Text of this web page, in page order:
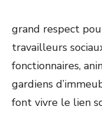
grand respect
travailleurs
fonctionnaires,
gardiens
font vivre le lien